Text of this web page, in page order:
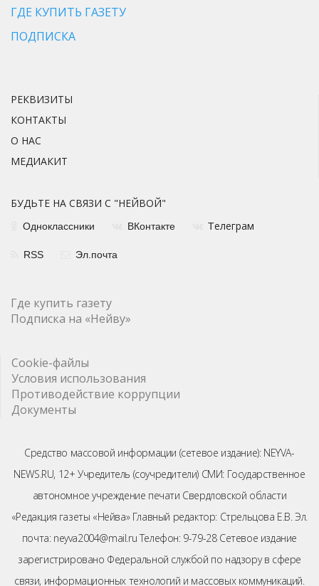
ГДЕ КУПИТЬ ГАЗЕТУ
ПОДПИСКА
РЕКВИЗИТЫ
КОНТАКТЫ
О НАС
МЕДИАКИТ
БУДЬТЕ НА СВЯЗИ С "НЕЙВОЙ"
Одноклассники ВКонтакте Телеграм
RSS Эл.почта
Где купить газету
Подписка на «Нейву»
Cookie-файлы
Условия использования
Противодействие коррупции
Документы
Средство массовой информации (сетевое издание): NEYVA-
NEWS.RU, 12+ Учредитель (соучредители) СМИ: Государственное
автономное учреждение печати Свердловской области
«Редакция газеты «Нейва» Главный редактор: Стрельцова Е.В. Эл.
почта: neyva2004@mail.ru Телефон: 9-79-28 Сетевое издание
зарегистрировано Федеральной службой по надзору в сфере
связи, информационных технологий и массовых коммуникаций.